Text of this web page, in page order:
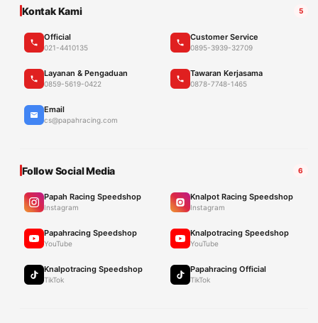
Kontak Kami 5
Official
021-4410135
Customer Service
0895-3939-32709
Layanan & Pengaduan
0859-5619-0422
Tawaran Kerjasama
0878-7748-1465
Email
cs@papahracing.com
Follow Social Media 6
Papah Racing Speedshop
Instagram
Knalpot Racing Speedshop
Instagram
Papahracing Speedshop
YouTube
Knalpotracing Speedshop
YouTube
Knalpotracing Speedshop
TikTok
Papahracing Official
TikTok